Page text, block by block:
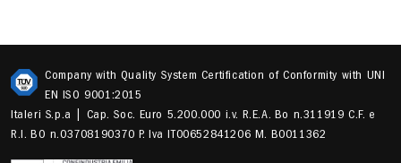
Company with Quality System Certification of Conformity with UNI
EN ISO 9001:2015
Italeri S.p.a | Cap. Soc. Euro 5.200.000 i.v. R.E.A. Bo n.311919 C.F. e
R.I. BO n.03708190370 P. Iva IT00652841206 M. B0011362